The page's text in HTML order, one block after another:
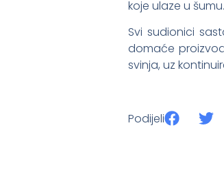
koje ulaze u šumu.
Svi sudionici
domaće
svinja, uz
Podijeli